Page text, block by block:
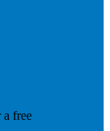
a free